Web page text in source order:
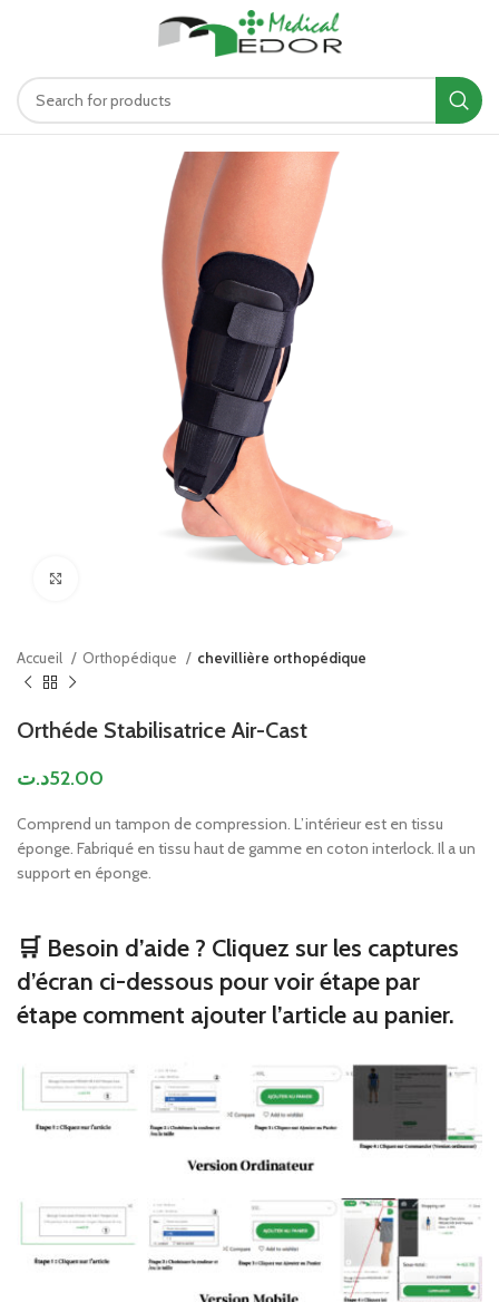
Accueil Orthopédique chevillière orthopédique
Orthéde Stabilisatrice Air-Cast
52.00د.ت
Comprend un tampon de compression. L’intérieur est en tissu
éponge. Fabriqué en tissu haut de gamme en coton interlock. Il a un
support en éponge.
🛒 Besoin d’aide ? Cliquez sur les captures
d’écran ci-dessous pour voir étape par
étape comment ajouter l’article au panier.